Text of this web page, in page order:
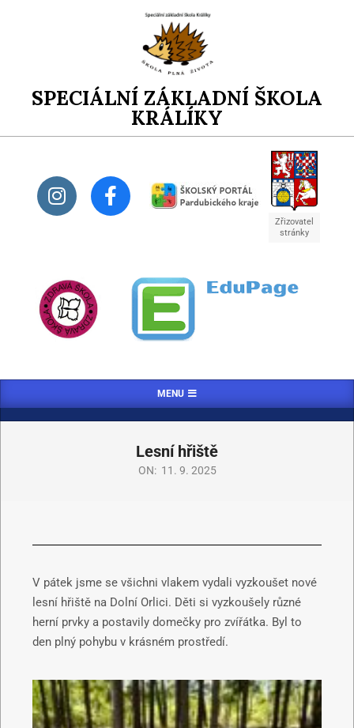
SPECIÁLNÍ ZÁKLADNÍ ŠKOLA
KRÁLÍKY
Zřizovatel
stránky
MENU
Lesní hřiště
ON: 11. 9. 2025
V pátek jsme se všichni vlakem vydali vyzkoušet nové
lesní hřiště na Dolní Orlici. Děti si vyzkoušely různé
herní prvky a postavily domečky pro zvířátka. Byl to
den plný pohybu v krásném prostředí.